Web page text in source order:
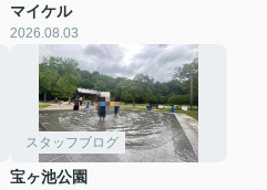
マイケル
2026.08.03
スタッフブログ
宝ヶ池公園